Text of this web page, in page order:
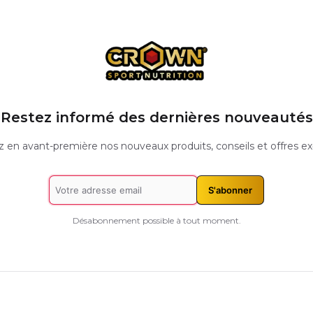
Restez informé des dernières nouveautés
en avant-première nos nouveaux produits, conseils et offres
S'abonner
Désabonnement possible à tout moment.